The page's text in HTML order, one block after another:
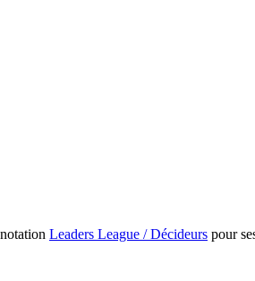
Leaders League / Décideurs pour